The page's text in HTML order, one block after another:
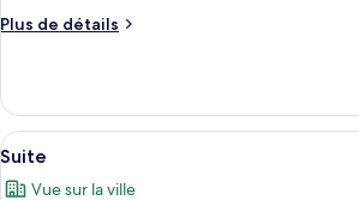
chambre :
Plus de détails
Plus
le
type
de
Chambre
Afficher
toutes
Un lit avec
9
Suite
Vue sur la ville